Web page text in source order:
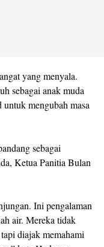
yang menyala.
sebagai anak muda
untuk mengubah masa
sebagai
Ketua Panitia Bulan
Ini pengalaman
air. Mereka tidak
diajak memahami